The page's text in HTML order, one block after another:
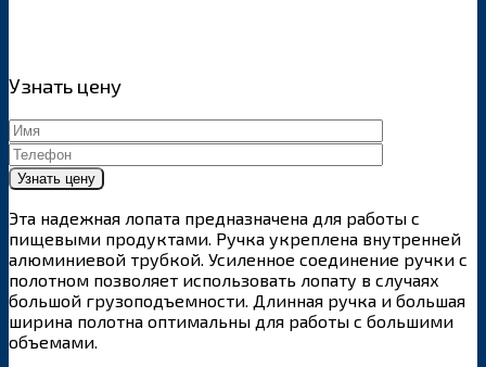
Узнать цену
Эта надежная лопата предназначена для работы с
пищевыми продуктами. Ручка укреплена внутренней
алюминиевой трубкой. Усиленное соединение ручки с
полотном позволяет использовать лопату в случаях
большой грузоподъемности. Длинная ручка и большая
ширина полотна оптимальны для работы с большими
объемами.